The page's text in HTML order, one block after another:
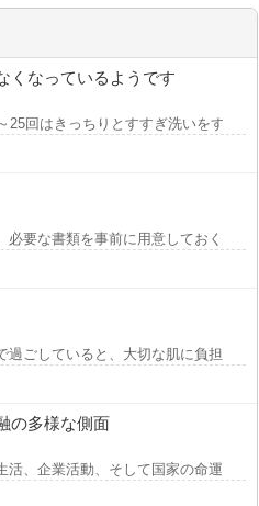
くなっているようです
25回はきっちりとすすぎ洗いをするこ
必要な書類を事前に用意しておくこと
過ごしていると、大切な肌に負担を強
の多様な側面
活、企業活動、そして国家の命運を左